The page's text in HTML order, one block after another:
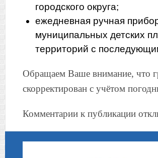
городского округа;
ежедневная ручная
муниципальных детских
территорий с
Обращаем Ваше внимание, что
скорректирован с учётом
Комментарии к публикации